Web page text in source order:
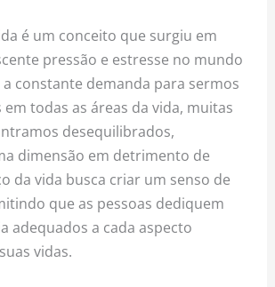
é um conceito que surgiu em
pressão e estresse no mundo
constante demanda para sermos
todas as áreas da vida, muitas
desequilibrados,
dimensão em detrimento de
da vida busca criar um senso de
que as pessoas dediquem
adequados a cada aspecto
vidas.